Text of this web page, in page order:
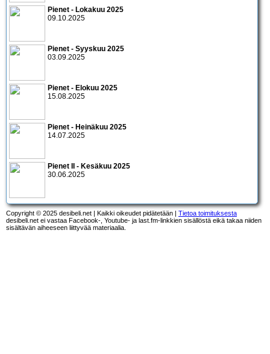
Pienet - Lokakuu 2025
09.10.2025
Pienet - Syyskuu 2025
03.09.2025
Pienet - Elokuu 2025
15.08.2025
Pienet - Heinäkuu 2025
14.07.2025
Pienet II - Kesäkuu 2025
30.06.2025
Copyright © 2025 desibeli.net | Kaikki oikeudet pidätetään | Tietoa toimituksesta
desibeli.net ei vastaa Facebook-, Youtube- ja last.fm-linkkien sisällöstä eikä takaa niiden
sisältävän aiheeseen liittyvää materiaalia.